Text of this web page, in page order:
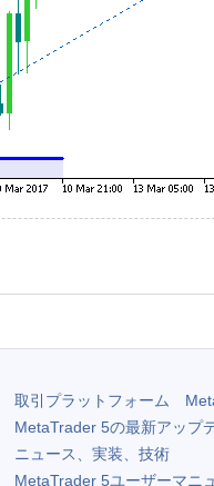
取引プラットフォーム
MetaTrader 5の最新アップ
ニュース、実装、技術
MetaTrader 5ユーザーマニ